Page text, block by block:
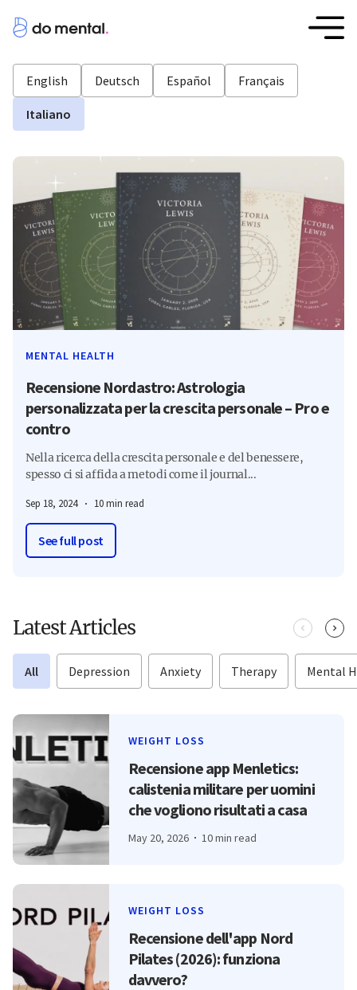
English Deutsch Español Français
Italiano
MENTAL HEALTH
Recensione Nordastro: Astrologia
personalizzata per la crescita personale – Pro e
contro
Nella ricerca della crescita personale e del benessere,
spesso ci si affida a metodi come il journal...
Sep 18, 2024 10 min read
See full post
Latest Articles
All Depression Anxiety Therapy Mental
WEIGHT LOSS
Recensione app Menletics:
calistenia militare per uomini
che vogliono risultati a casa
May 20, 2026 10 min read
WEIGHT LOSS
Recensione dell'app Nord
Pilates (2026): funziona
davvero?